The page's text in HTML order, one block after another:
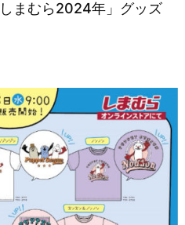
まむら2024年」グッズ